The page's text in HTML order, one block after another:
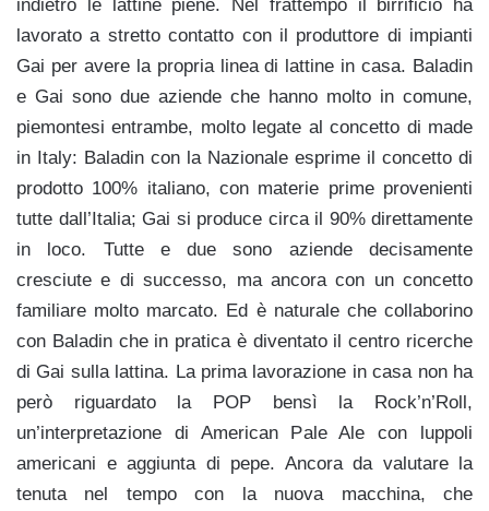
indietro le lattine piene. Nel frattempo il birrificio ha
lavorato a stretto contatto con il produttore di impianti
Gai per avere la propria linea di lattine in casa. Baladin
e Gai sono due aziende che hanno molto in comune,
piemontesi entrambe, molto legate al concetto di made
in Italy: Baladin con la Nazionale esprime il concetto di
prodotto 100% italiano, con materie prime provenienti
tutte dall’Italia; Gai si produce circa il 90% direttamente
in loco. Tutte e due sono aziende decisamente
cresciute e di successo, ma ancora con un concetto
familiare molto marcato. Ed è naturale che collaborino
con Baladin che in pratica è diventato il centro ricerche
di Gai sulla lattina. La prima lavorazione in casa non ha
però riguardato la POP bensì la Rock’n’Roll,
un’interpretazione di American Pale Ale con luppoli
americani e aggiunta di pepe. Ancora da valutare la
tenuta nel tempo con la nuova macchina, che